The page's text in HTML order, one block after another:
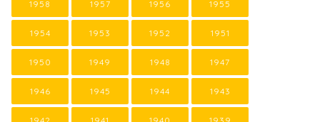
1958 1957 1956 1955
1954 1953 1952 1951
1950 1949 1948 1947
1946 1945 1944 1943